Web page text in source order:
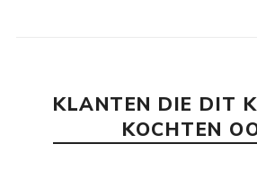
KLANTEN DIE DIT
KOCHTEN